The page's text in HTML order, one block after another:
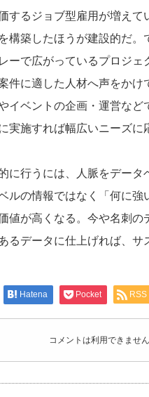
するジョブ型雇用が増え
構築したほうが建設的だ
ーで広がっているプロジ
件に適した人材へ声をかけ
イベントの企画・運営な
実施すれば幅広いニーズに
に行うには、人脈をデー
ルの情報ではなく「何に
値が高くなる。今や名刺
るデータに仕上げれば、
Hatena Pocket RSS
コメントは利用できません